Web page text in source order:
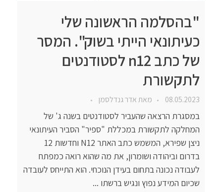
"בהסלמה הראשונה שלי
כעיתונאי הייתי בשוק". המסר
של כתב n12 לסטודנטים
לתקשורת
08.05.2023 מאתאדר גנדלסמן
במסגרת הרצאה שהעביר לסטודנטים בשנה ג' של
המחלקה לתקשורת במכללת "ספיר" הסביר העיתונאי
ניצן שפירא, המשמש כתב האתר N12 וחדשות 12
בדרום וביהודה ושומרון, את מה שהוא רואה כמפתח
לעבודה נכונה בתחום בעידן הנוכחי. הוא התייחס לעובדה
שכיום המידע נפוץ ונגיש ברשתו ...